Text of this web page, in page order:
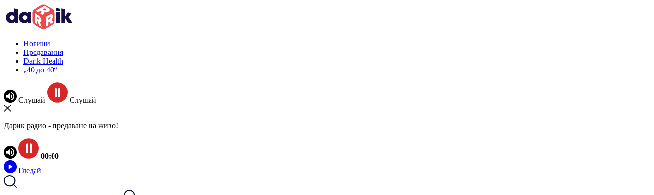
Новини
Предавания
Darik Health
„40 до 40“
Слушай Слушай
Дарик радио - предаване на живо!
00:00
Гледай